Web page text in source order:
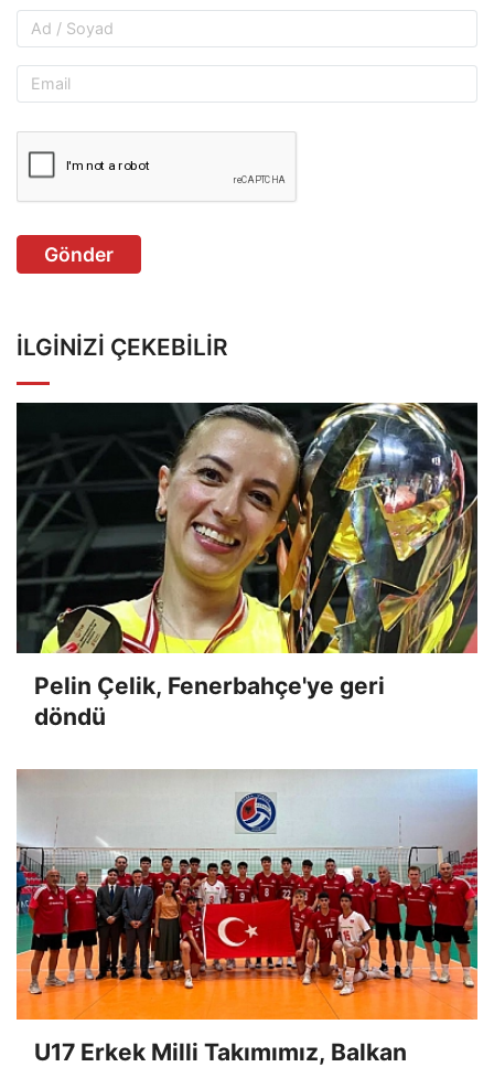
Gönder
İLGINIZI ÇEKEBILIR
Pelin Çelik, Fenerbahçe'ye geri
döndü
U17 Erkek Milli Takımımız, Balkan